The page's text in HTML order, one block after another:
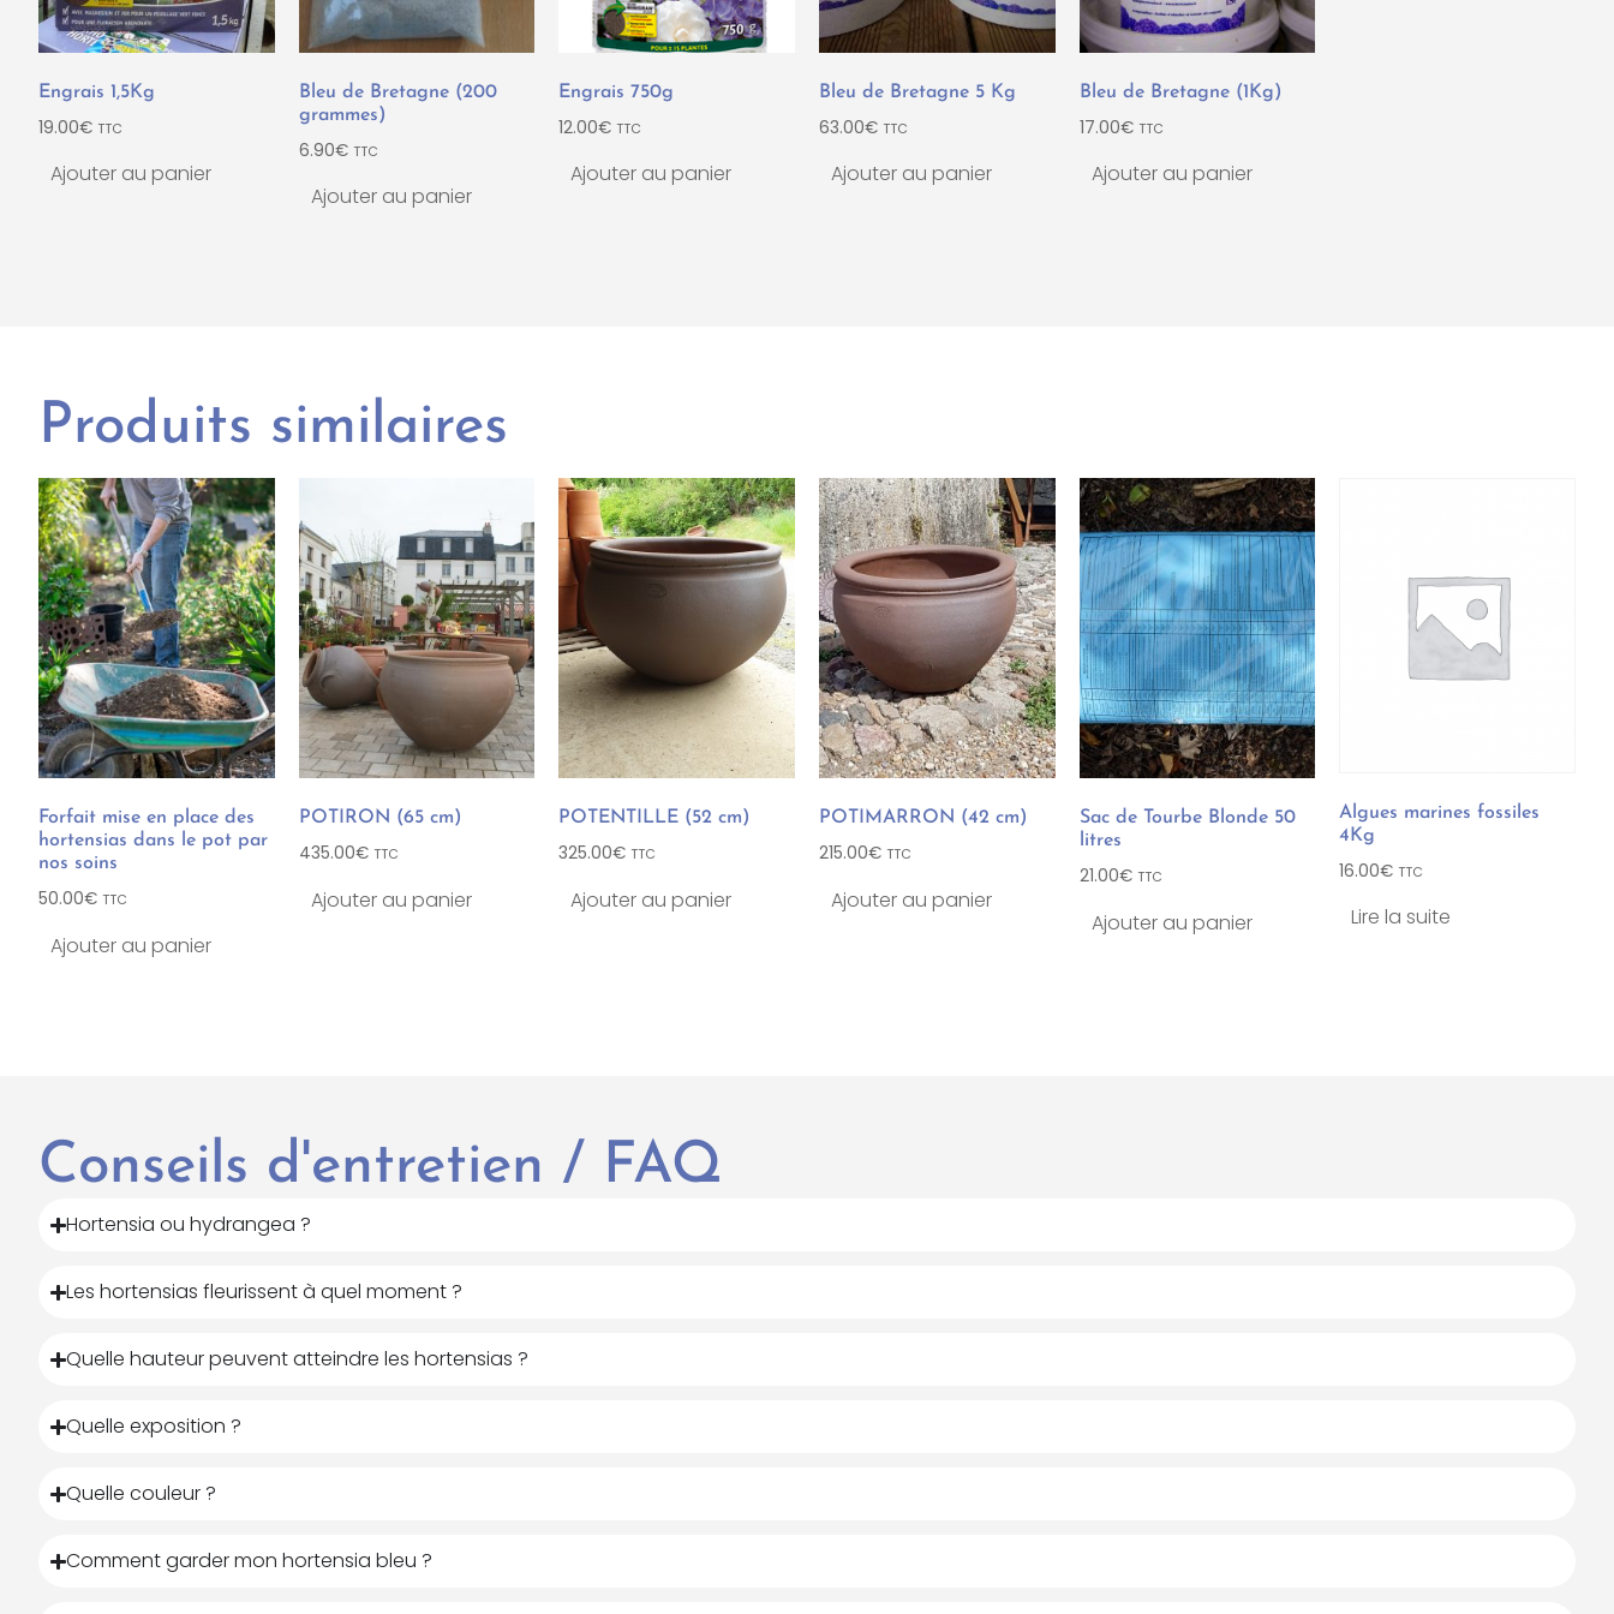
Engrais 1,5Kg
19.00€ TTC
Ajouter au panier
Bleu de Bretagne (200
grammes)
6.90€ TTC
Ajouter au panier
Engrais 750g
12.00€ TTC
Ajouter au panier
Bleu de Bretagne 5 Kg
63.00€ TTC
Ajouter au panier
Bleu de Bretagne (1Kg)
17.00€ TTC
Ajouter au panier
Produits similaires
Forfait mise en place des
hortensias dans le pot par
nos soins
50.00€ TTC
Ajouter au panier
POTIRON (65 cm)
435.00€ TTC
Ajouter au panier
POTENTILLE (52 cm)
325.00€ TTC
Ajouter au panier
POTIMARRON (42 cm)
215.00€ TTC
Ajouter au panier
Sac de Tourbe Blonde 50
litres
21.00€ TTC
Ajouter au panier
Algues marines fossiles
4Kg
16.00€ TTC
Lire la suite
Conseils d'entretien / FAQ
Hortensia ou hydrangea ?
Les hortensias fleurissent à quel moment ?
Quelle hauteur peuvent atteindre les hortensias ?
Quelle exposition ?
Quelle couleur ?
Comment garder mon hortensia bleu ?